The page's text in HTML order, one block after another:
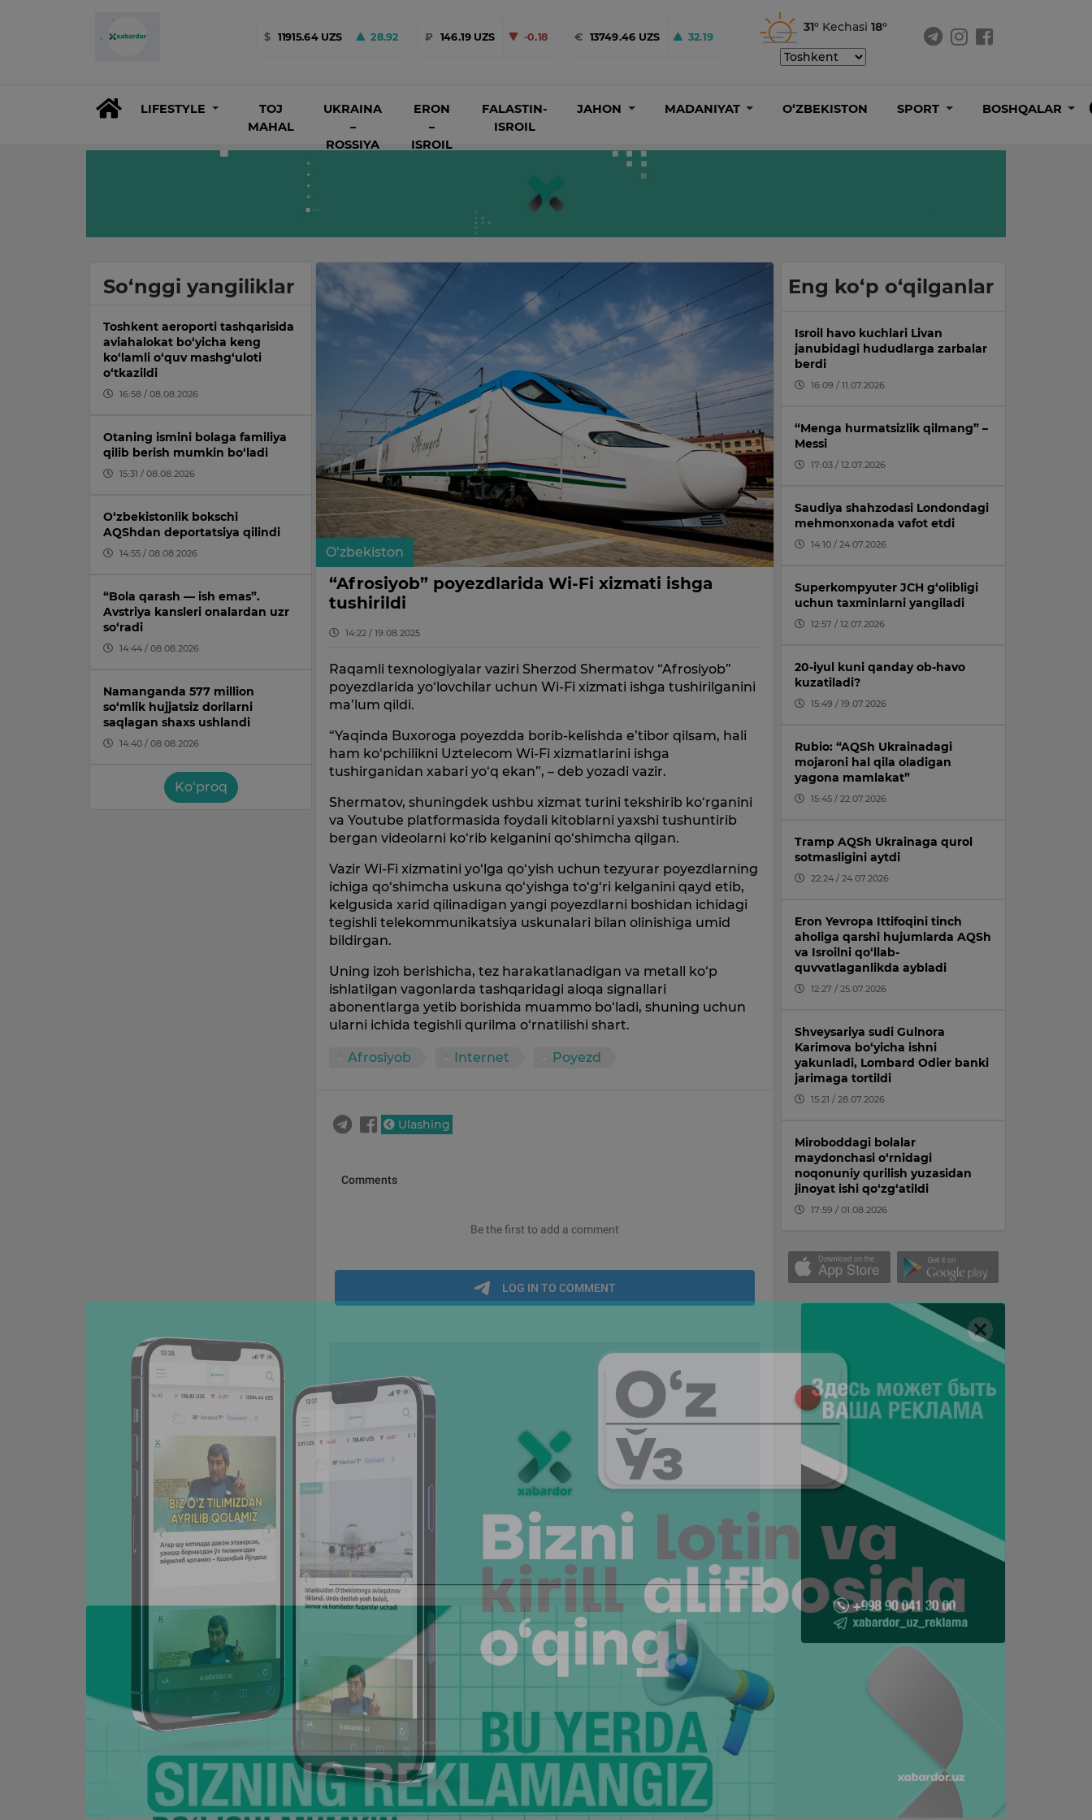
$ 11915.64 UZS 28.92 ₽ 146.19 UZS -0.18 € 13749.46 UZS 32.19
31° Kechasi 18°
LIFESTYLE
TOJ
MAHAL
UKRAINA
–
ROSSIYA
ERON
–
ISROIL
FALASTIN-
ISROIL
JAHON MADANIYAT O‘ZBEKISTON SPORT BOSHQALAR
So‘nggi yangiliklar
Toshkent aeroporti tashqarisida
aviahalokat bo‘yicha keng
ko‘lamli o‘quv mashg‘uloti
o‘tkazildi
16:58 / 08.08.2026
Otaning ismini bolaga familiya
qilib berish mumkin bo‘ladi
15:31 / 08.08.2026
O‘zbekistonlik bokschi
AQShdan deportatsiya qilindi
14:55 / 08.08.2026
“Bola qarash — ish emas”.
Avstriya kansleri onalardan uzr
so‘radi
14:44 / 08.08.2026
Namanganda 577 million
so‘mlik hujjatsiz dorilarni
saqlagan shaxs ushlandi
14:40 / 08.08.2026
Ko‘proq
O‘zbekiston
“Afrosiyob” poyezdlarida Wi-Fi xizmati ishga
tushirildi
14:22 / 19.08.2025
Raqamli texnologiyalar vaziri Sherzod Shermatov “Afrosiyob”
poyezdlarida yo‘lovchilar uchun Wi-Fi xizmati ishga tushirilganini
ma’lum qildi.
“Yaqinda Buxoroga poyezdda borib-kelishda e’tibor qilsam, hali
ham ko‘pchilikni Uztelecom Wi-Fi xizmatlarini ishga
tushirganidan xabari yo‘q ekan”, – deb yozadi vazir.
Shermatov, shuningdek ushbu xizmat turini tekshirib ko‘rganini
va Youtube platformasida foydali kitoblarni yaxshi tushuntirib
bergan videolarni ko‘rib kelganini qo‘shimcha qilgan.
Vazir Wi-Fi xizmatini yo‘lga qo‘yish uchun tezyurar poyezdlarning
ichiga qo‘shimcha uskuna qo‘yishga to‘g‘ri kelganini qayd etib,
kelgusida xarid qilinadigan yangi poyezdlarni boshidan ichidagi
tegishli telekommunikatsiya uskunalari bilan olinishiga umid
bildirgan.
Uning izoh berishicha, tez harakatlanadigan va metall ko‘p
ishlatilgan vagonlarda tashqaridagi aloqa signallari
abonentlarga yetib borishida muammo bo‘ladi, shuning uchun
ularni ichida tegishli qurilma o‘rnatilishi shart.
Afrosiyob Internet Poyezd
Ulashing
Eng ko‘p o‘qilganlar
Isroil havo kuchlari Livan
janubidagi hududlarga zarbalar
berdi
16:09 / 11.07.2026
“Menga hurmatsizlik qilmang” –
Messi
17:03 / 12.07.2026
Saudiya shahzodasi Londondagi
mehmonxonada vafot etdi
14:10 / 24.07.2026
Superkompyuter JCH g‘olibligi
uchun taxminlarni yangiladi
12:57 / 12.07.2026
20-iyul kuni qanday ob-havo
kuzatiladi?
15:49 / 19.07.2026
Rubio: “AQSh Ukrainadagi
mojaroni hal qila oladigan
yagona mamlakat”
15:45 / 22.07.2026
Tramp AQSh Ukrainaga qurol
sotmasligini aytdi
22:24 / 24.07.2026
Eron Yevropa Ittifoqini tinch
aholiga qarshi hujumlarda AQSh
va Isroilni qo‘llab-
quvvatlaganlikda aybladi
12:27 / 25.07.2026
Shveysariya sudi Gulnora
Karimova bo‘yicha ishni
yakunladi, Lombard Odier banki
jarimaga tortildi
15:21 / 28.07.2026
Miroboddagi bolalar
maydonchasi o‘rnidagi
noqonuniy qurilish yuzasidan
jinoyat ishi qo‘zg‘atildi
17:59 / 01.08.2026